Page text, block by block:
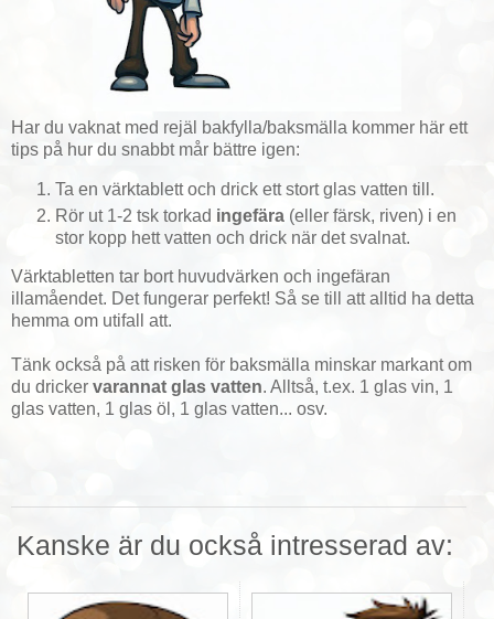
Har du vaknat med rejäl bakfylla/baksmälla kommer här ett
tips på hur du snabbt mår bättre igen:
Ta en värktablett och drick ett stort glas vatten till.
Rör ut 1-2 tsk torkad ingefära (eller färsk, riven) i en
stor kopp hett vatten och drick när det svalnat.
Värktabletten tar bort huvudvärken och ingefäran
illamåendet. Det fungerar perfekt! Så se till att alltid ha detta
hemma om utifall att.
Tänk också på att risken för baksmälla minskar markant om
du dricker varannat glas vatten. Alltså, t.ex. 1 glas vin, 1
glas vatten, 1 glas öl, 1 glas vatten... osv.
Kanske är du också intresserad av: